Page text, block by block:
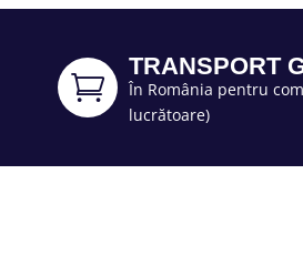

TRANSPORT
În România pentru
lucrătoare)